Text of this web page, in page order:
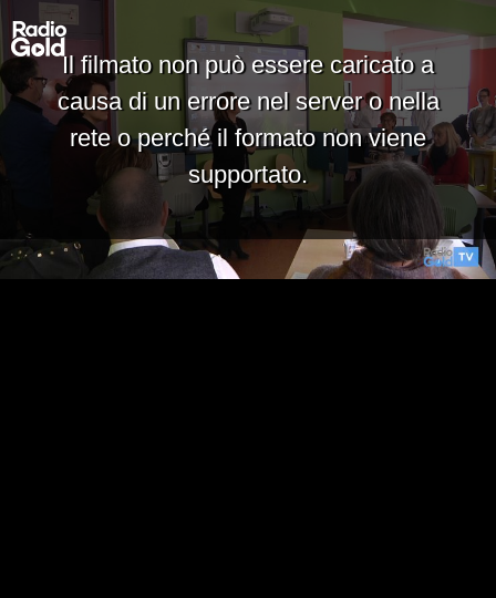
Il filmato non può essere caricato a
causa di un errore nel server o nella
rete o perché il formato non viene
supportato.